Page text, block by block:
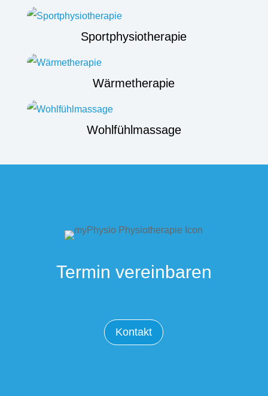
Sportphysiotherapie
Wärmetherapie
Wohlfühlmassage
Termin vereinbaren
Kontakt